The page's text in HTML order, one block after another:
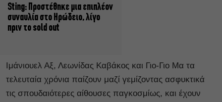
Sting: Προστέθηκε μια επιπλέον
συναυλία στο Ηρώδειο, λίγο
πριν το sold out
Ιμάνιουελ Αξ, Λεωνίδας Καβάκος και Γιο-Γιο Μα τα
τελευταία χρόνια παίζουν μαζί γεμίζοντας ασφυκτικά
τις σπουδαιότερες αίθουσες παγκοσμίως, και έχουν